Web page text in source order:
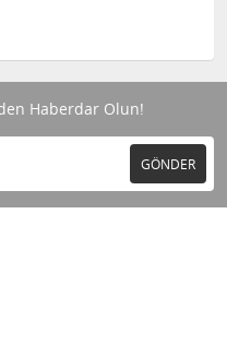
Haberdar Olun!
GÖNDER